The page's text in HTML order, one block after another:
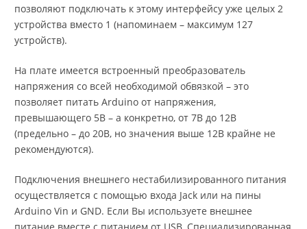
позволяют подключать к этому интерфейсу уже целых 2
устройства вместо 1 (напоминаем – максимум 127
устройств).
На плате имеется встроенный преобразователь
напряжения со всей необходимой обвязкой – это
позволяет питать Arduino от напряжения,
превышающего 5В – а конкретно, от 7В до 12В
(предельно – до 20В, но значения выше 12В крайне не
рекомендуются).
Подключения внешнего нестабилизированного питания
осуществляется с помощью входа Jack или на пины
Arduino Vin и GND. Если Вы используете внешнее
питание вместе с питанием от USB, Специализированная